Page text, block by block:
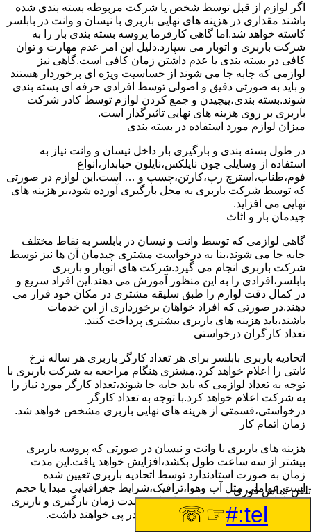
اگر لوازم از قبل توسط شخص یا شرکت مربوطه بسته بندی شده
باشند مقداری در هزینه های نهایی باربری با نیسان و وانت در بابلسر
کاسته خواهد شد.اما گاهی کارفرما پروسه بسته بندی بار را به
شرکت باربری و اتوبار می سپارد.دلیل این امر عدم مهارت و توان
کافی در بسته بندی یا عدم داشتن زمان کافی است.گاهی نیز
لوازمی که جابه جا می شوند از حساسیت ویژه ای برخوردار هستند
و باید به صورتی دقیق و اصولی توسط افرادی حرفه ای بسته بندی
شوند.بسته بندی،پیچیدن و جمع کردن لوازم توسط کادر شرکت
باربری بر روی هزینه های نهایی تاثیرگذار است.
میزان لوازم مورد استفاده در بسته بندی
در طول بسته بندی و بارگیری بار داخل نیسان و وانت نیاز به
استفاده از وسایلی چون نایلکس،نایلون حبابدار،انواع
فوم،طناب،استرچ رپ،کارتن،چسپ و … است.این لوازم در صورتی
که توسط شرکت باربری به محل بارگیری آورده شود،بر هزینه های
نهایی می افزاید.
چیدمان بار و اثاث
گاهی لوازمی که توسط وانت و نیسان در بابلسر به نقاط مختلف
جابه جا می شوند،بنا به درخواست مشتری چیدمان آن ها نیز توسط
شرکت باربری انجام می گیرد.شرکت های اتوبار و باربری
بابلسر،افرادی را به این منظور آموزش می دهند.این افراد سریع و
در کمال دقت لوازم را طبق سلیقه مشتری در مکان خود قرار می
دهند.در صورتی که افراد خواهان برخورداری از این خدمات
باشند،باید هزینه های باربری بیشتری پرداخت کنند.
تعداد کارگران درخواستی
اتحادیه باربری بابلسر برای هر تعداد کارگر باربری هر ساله نرخ
ثابتی را اعلام خواهد کرد.مشتری هنگام مراجعه به شرکت باربری با
توجه به تعداد لوازمی که باید جابه جا شوند،تعداد کارگر مورد نیاز را
به شرکت اعلام خواهد کرد.با توجه به تعداد کارگر
درخواستی،قسمتی از هزینه های نهایی باربری مشخص خواهد شد.
زمان اتمام کار
هزینه های باربری با وانت و نیسان در صورتی که پروسه باربری
بیشتر از سه ساعت طول بکشد،افزایش خواهد یافت.این مدت
زمان به صورت استادندارد توسط اتحادیه باربری تعیین شده
است.عواملی مثل آب وهوا،ترافیک،شرایط جغرافیایی مبدا یا حجم
زیاد لوازم ممکن است باعث افزایش مدت زمان بارگیری و باربری
شوند که افزایش هزینه های باربری را در پی خواهند داشت.
تعداد طبقات ساختمان مبدا و مقصد
تلفن تماس فوری
tel:#
☞☏